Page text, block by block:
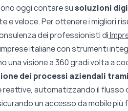
oggi contare susoluzioni
e veloce. Per ottenere i migliori
dei professionisti di
italiane con strumenti
una visione a 360 gradi volta a
dei processi aziendali
reattive, automatizzando il flusso
un accesso da mobile